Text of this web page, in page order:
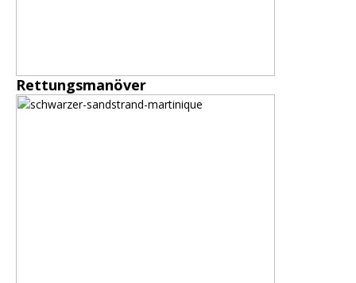
Rettungsmanöver